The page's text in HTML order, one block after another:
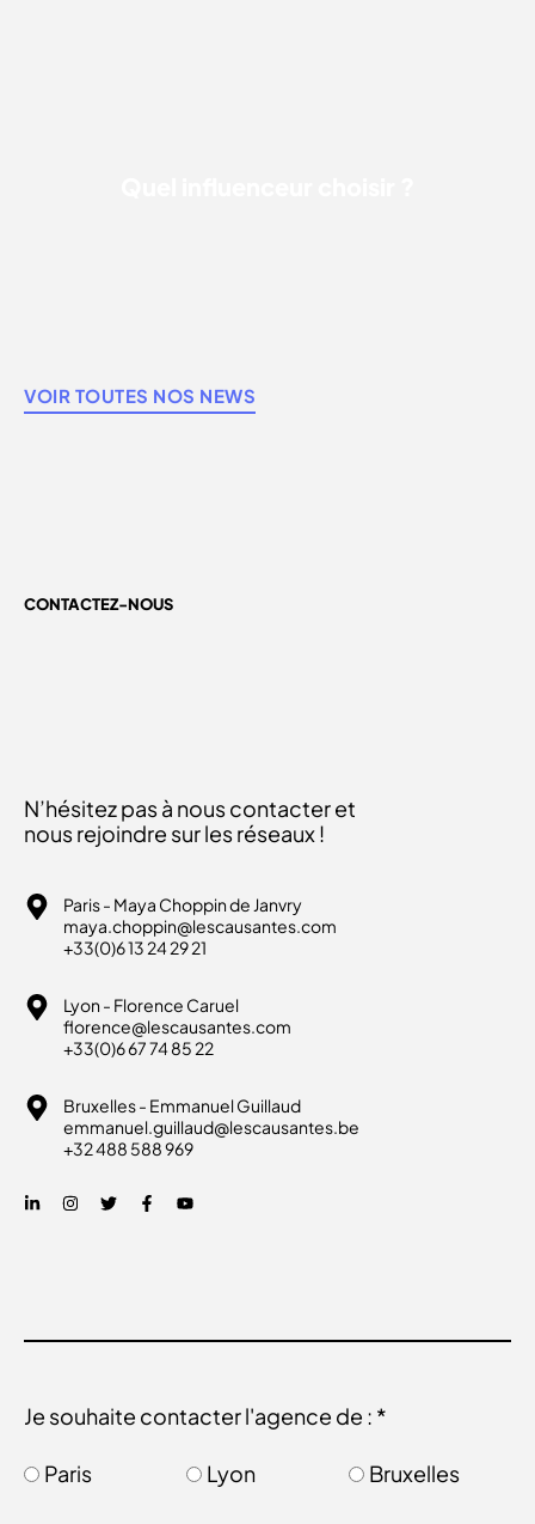
VOIR TOUTES NOS NEWS
CONTACTEZ-NOUS
N’hésitez pas à nous contacter et
nous rejoindre sur les réseaux !
Paris - Maya Choppin de Janvry
maya.choppin@lescausantes.com
+33(0)6 13 24 29 21
Lyon - Florence Caruel
florence@lescausantes.com
+33(0)6 67 74 85 22
Bruxelles - Emmanuel Guillaud
emmanuel.guillaud@lescausantes.be
+32 488 588 969
Je souhaite contacter l'agence de : *
Paris Lyon Bruxelles